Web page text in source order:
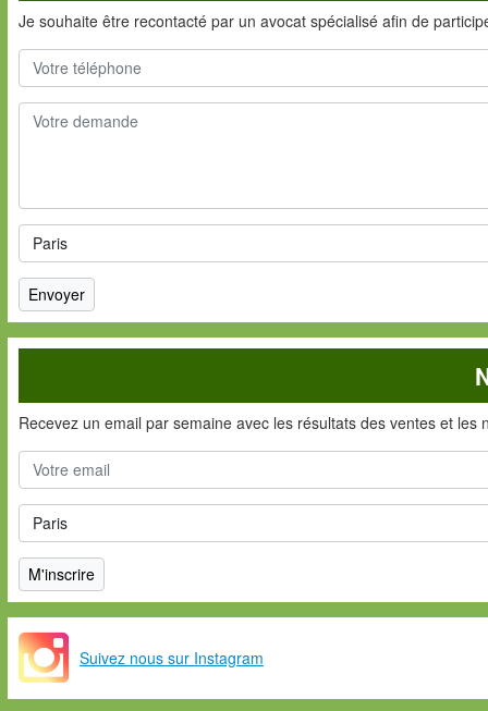
Je souhaite être recontacté par un avocat spécialisé afin de
Recevez un email par semaine avec les résultats des ventes et
Suivez nous sur Instagram